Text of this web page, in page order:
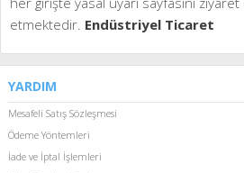
etmektedir. Endüstriyel Ticaret
YARDIM
Mesafeli Satış Sözleşmesi
Ödeme Yöntemleri
İade ve İptal İşlemleri